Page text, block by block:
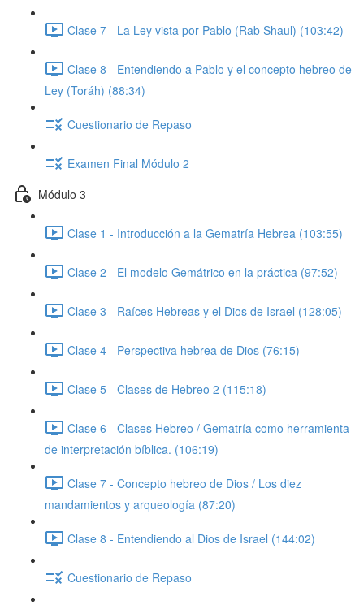
Clase 7 - La Ley vista por Pablo (Rab Shaul) (103:42)
Clase 8 - Entendiendo a Pablo y el concepto hebreo de
Ley (Toráh) (88:34)
Cuestionario de Repaso
Examen Final Módulo 2
Módulo 3
Clase 1 - Introducción a la Gematría Hebrea (103:55)
Clase 2 - El modelo Gemátrico en la práctica (97:52)
Clase 3 - Raíces Hebreas y el Dios de Israel (128:05)
Clase 4 - Perspectiva hebrea de Dios (76:15)
Clase 5 - Clases de Hebreo 2 (115:18)
Clase 6 - Clases Hebreo / Gematría como herramienta
de interpretación bíblica. (106:19)
Clase 7 - Concepto hebreo de Dios / Los diez
mandamientos y arqueología (87:20)
Clase 8 - Entendiendo al Dios de Israel (144:02)
Cuestionario de Repaso